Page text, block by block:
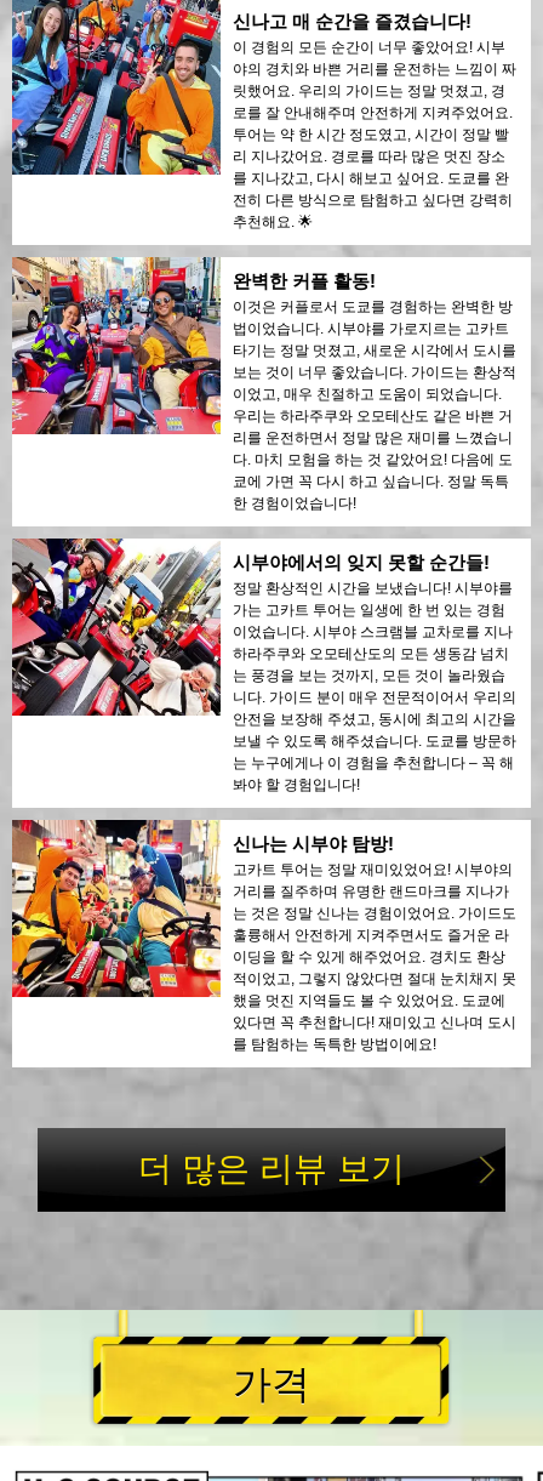
신나고 매 순간을 즐겼습니다!
이 경험의 모든 순간이 너무 좋았어요! 시부
야의 경치와 바쁜 거리를 운전하는 느낌이 짜
릿했어요. 우리의 가이드는 정말 멋졌고, 경
로를 잘 안내해주며 안전하게 지켜주었어요.
투어는 약 한 시간 정도였고, 시간이 정말 빨
리 지나갔어요. 경로를 따라 많은 멋진 장소
를 지나갔고, 다시 해보고 싶어요. 도쿄를 완
전히 다른 방식으로 탐험하고 싶다면 강력히
추천해요. 🌟
완벽한 커플 활동!
이것은 커플로서 도쿄를 경험하는 완벽한 방
법이었습니다. 시부야를 가로지르는 고카트
타기는 정말 멋졌고, 새로운 시각에서 도시를
보는 것이 너무 좋았습니다. 가이드는 환상적
이었고, 매우 친절하고 도움이 되었습니다.
우리는 하라주쿠와 오모테산도 같은 바쁜 거
리를 운전하면서 정말 많은 재미를 느꼈습니
다. 마치 모험을 하는 것 같았어요! 다음에 도
쿄에 가면 꼭 다시 하고 싶습니다. 정말 독특
한 경험이었습니다!
시부야에서의 잊지 못할 순간들!
정말 환상적인 시간을 보냈습니다! 시부야를
가는 고카트 투어는 일생에 한 번 있는 경험
이었습니다. 시부야 스크램블 교차로를 지나
하라주쿠와 오모테산도의 모든 생동감 넘치
는 풍경을 보는 것까지, 모든 것이 놀라웠습
니다. 가이드 분이 매우 전문적이어서 우리의
안전을 보장해 주셨고, 동시에 최고의 시간을
보낼 수 있도록 해주셨습니다. 도쿄를 방문하
는 누구에게나 이 경험을 추천합니다 – 꼭 해
봐야 할 경험입니다!
신나는 시부야 탐방!
고카트 투어는 정말 재미있었어요! 시부야의
거리를 질주하며 유명한 랜드마크를 지나가
는 것은 정말 신나는 경험이었어요. 가이드도
훌륭해서 안전하게 지켜주면서도 즐거운 라
이딩을 할 수 있게 해주었어요. 경치도 환상
적이었고, 그렇지 않았다면 절대 눈치채지 못
했을 멋진 지역들도 볼 수 있었어요. 도쿄에
있다면 꼭 추천합니다! 재미있고 신나며 도시
를 탐험하는 독특한 방법이에요!
더 많은 리뷰 보기
가격